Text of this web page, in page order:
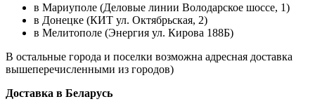
в Мариуполе (Деловые линии Володарское шоссе, 1)
в Донецке (КИТ ул. Октябрьская, 2)
в Мелитополе (Энергия ул. Кирова 188Б)
В остальные города и поселки возможна адресная доставка
вышеперечисленными из городов)
Доставка в Беларусь